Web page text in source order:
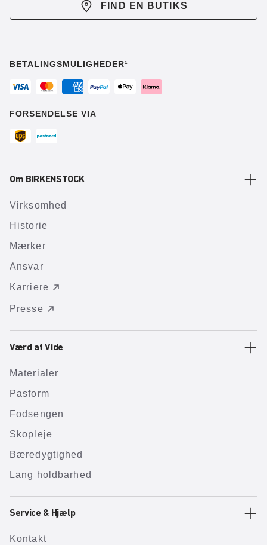
FIND EN BUTIKS
BETALINGSMULIGHEDER¹
FORSENDELSE VIA
Om BIRKENSTOCK
Virksomhed
Historie
Mærker
Ansvar
Karriere
Presse
Værd at Vide
Materialer
Pasform
Fodsengen
Skopleje
Bæredygtighed
Lang holdbarhed
Service & Hjælp
Kontakt